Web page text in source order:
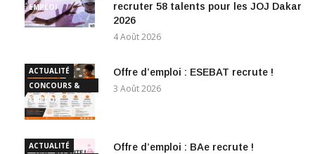
EMPLOI
recruter 58 talents pour les JOJ Dakar
2026
4 Août 2026
ACTUALITÉ
CONCOURS &
EMPLOI
Offre d’emploi : ESEBAT recrute !
3 Août 2026
ACTUALITÉ
Offre d’emploi : BAe recrute !